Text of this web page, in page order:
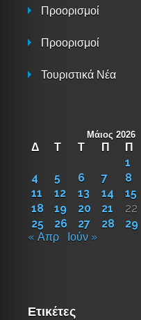
Προορισμοί
Προορισμοί
Τουριστικά Νέα
Μάιος 2026
Δ Τ Τ Π Π
1
4
5 6 7 8
11
12 13 14 15
18
19 20 21 22
25
26 27 28 29
« Απρ
Ιούν »
Ετικέτες